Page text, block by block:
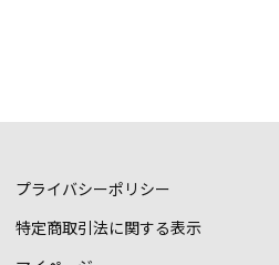
プライバシーポリシー
特定商取引法に関する表示